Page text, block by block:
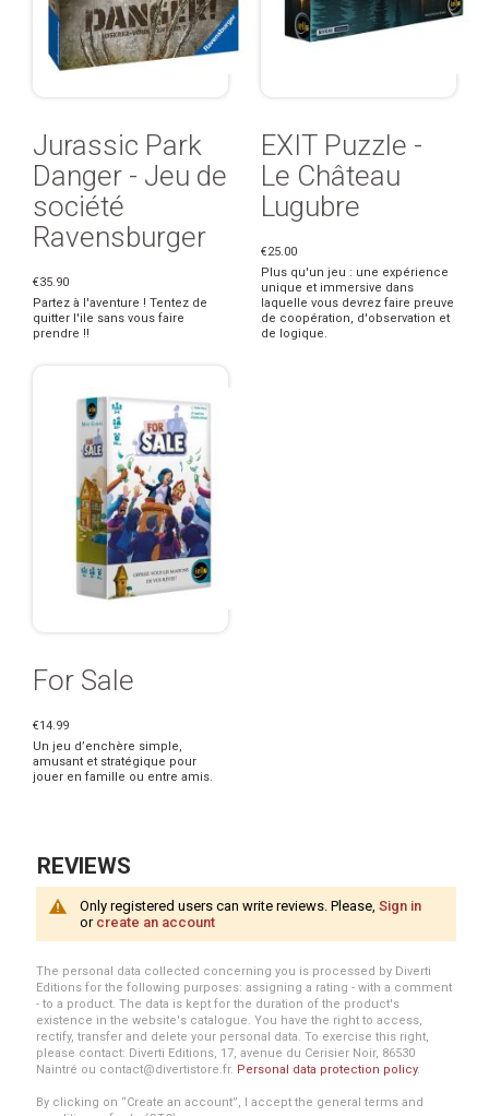
Jurassic Park
Danger - Jeu de
société
Ravensburger
€35.90
Partez à l'aventure ! Tentez de
quitter l'ile sans vous faire
prendre !!
EXIT Puzzle -
Le Château
Lugubre
€25.00
Plus qu'un jeu : une expérience
unique et immersive dans
laquelle vous devrez faire preuve
de coopération, d'observation et
de logique.
For Sale
€14.99
Un jeu d’enchère simple,
amusant et stratégique pour
jouer en famille ou entre amis.
REVIEWS
Only registered users can write reviews. Please, Sign in
or create an account
The personal data collected concerning you is processed by Diverti
Editions for the following purposes: assigning a rating - with a comment
- to a product. The data is kept for the duration of the product's
existence in the website's catalogue. You have the right to access,
rectify, transfer and delete your personal data. To exercise this right,
please contact: Diverti Editions, 17, avenue du Cerisier Noir, 86530
Naintré ou contact@divertistore.fr. Personal data protection policy.
By clicking on “Create an account”, I accept the general terms and